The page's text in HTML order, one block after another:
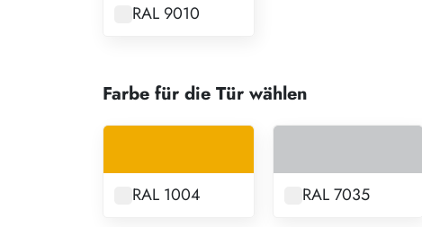
RAL 9010
Farbe für die Tür wählen
RAL 1004 RAL 7035